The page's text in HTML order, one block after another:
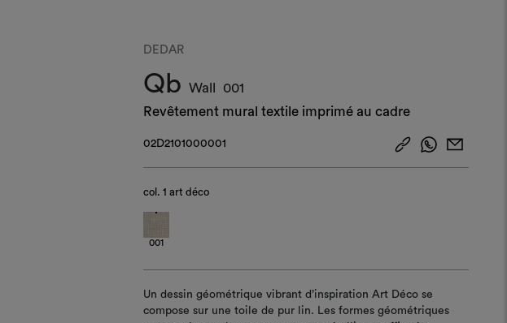
DEDAR
Qb Wall
001
Revêtement mural textile imprimé au cadre
02D2101000001
col. 1 art déco
001
Un dessin géométrique vibrant d’inspiration Art Déco se
compose sur une toile de pur lin. Les formes géométriques